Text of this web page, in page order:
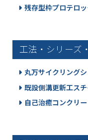
残存型枠プロテロ
工法・シリーズ
丸万サイクリング
既設側溝更新工ス
自己治癒コンクリ